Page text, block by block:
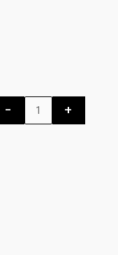
- +